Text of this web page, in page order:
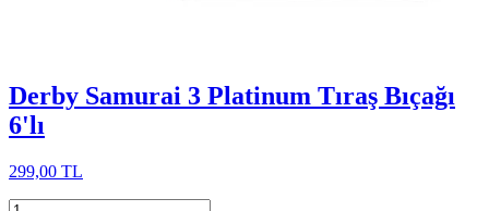
Derby Samurai 3 Platinum Tıraş Bıçağı
6'lı
299,00 TL